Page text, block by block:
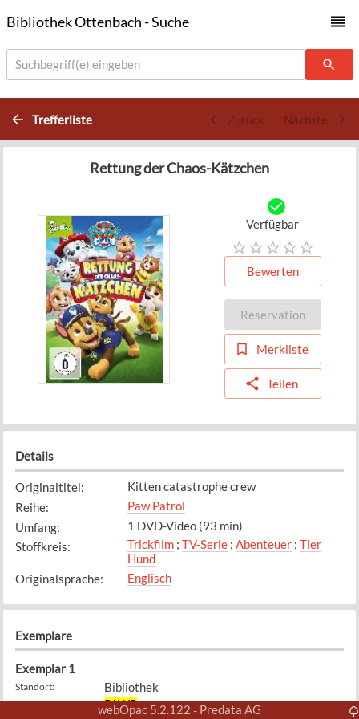
Bibliothek Ottenbach - Suche
Suchbegriff(e) eingeben
Trefferliste Zurück Nächste
Rettung der Chaos-Kätzchen
Verfügbar
Bewerten
Reservation
Merkliste
Teilen
Details
Originaltitel:
Kitten catastrophe crew
Reihe:
Paw Patrol
Umfang:
1 DVD-Video (93 min)
Stoffkreis: Trickfilm; TV-Serie; Abenteuer; Tier
Hund
Originalsprache: Englisch
Exemplare
Exemplar 1
Standort: Bibliothek
Signatur: PAWP
webOpac 5.2.122 - Predata AG